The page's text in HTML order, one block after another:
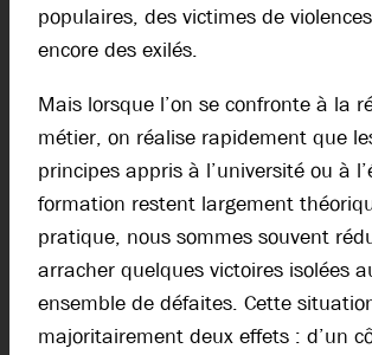
populaires, des victimes de
encore des exilés.
Mais lorsque l’on se confronte à la
métier, on réalise rapidement que
principes appris à l’université ou à
formation restent largement
pratique, nous sommes souvent
arracher quelques victoires isolées
ensemble de défaites. Cette
majoritairement deux effets : d’un